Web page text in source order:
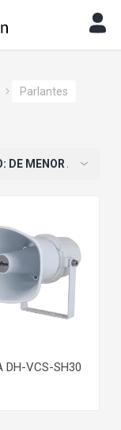
Parlantes
DH-VCS-SH30